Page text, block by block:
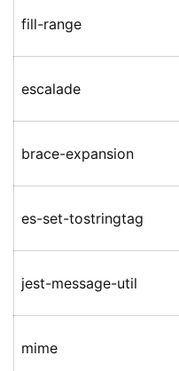
fill-range
escalade
brace-expansion
es-set-tostringtag
jest-message-util
mime